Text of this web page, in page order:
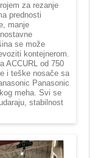
za rezanje
prednosti
manje
se može
kontejnerom.
ACCURL od 750
i teške nosače sa
Panasonic
meha. Svi se
stabilnost